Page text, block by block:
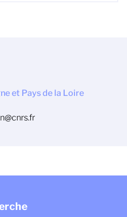
et Pays de la Loire